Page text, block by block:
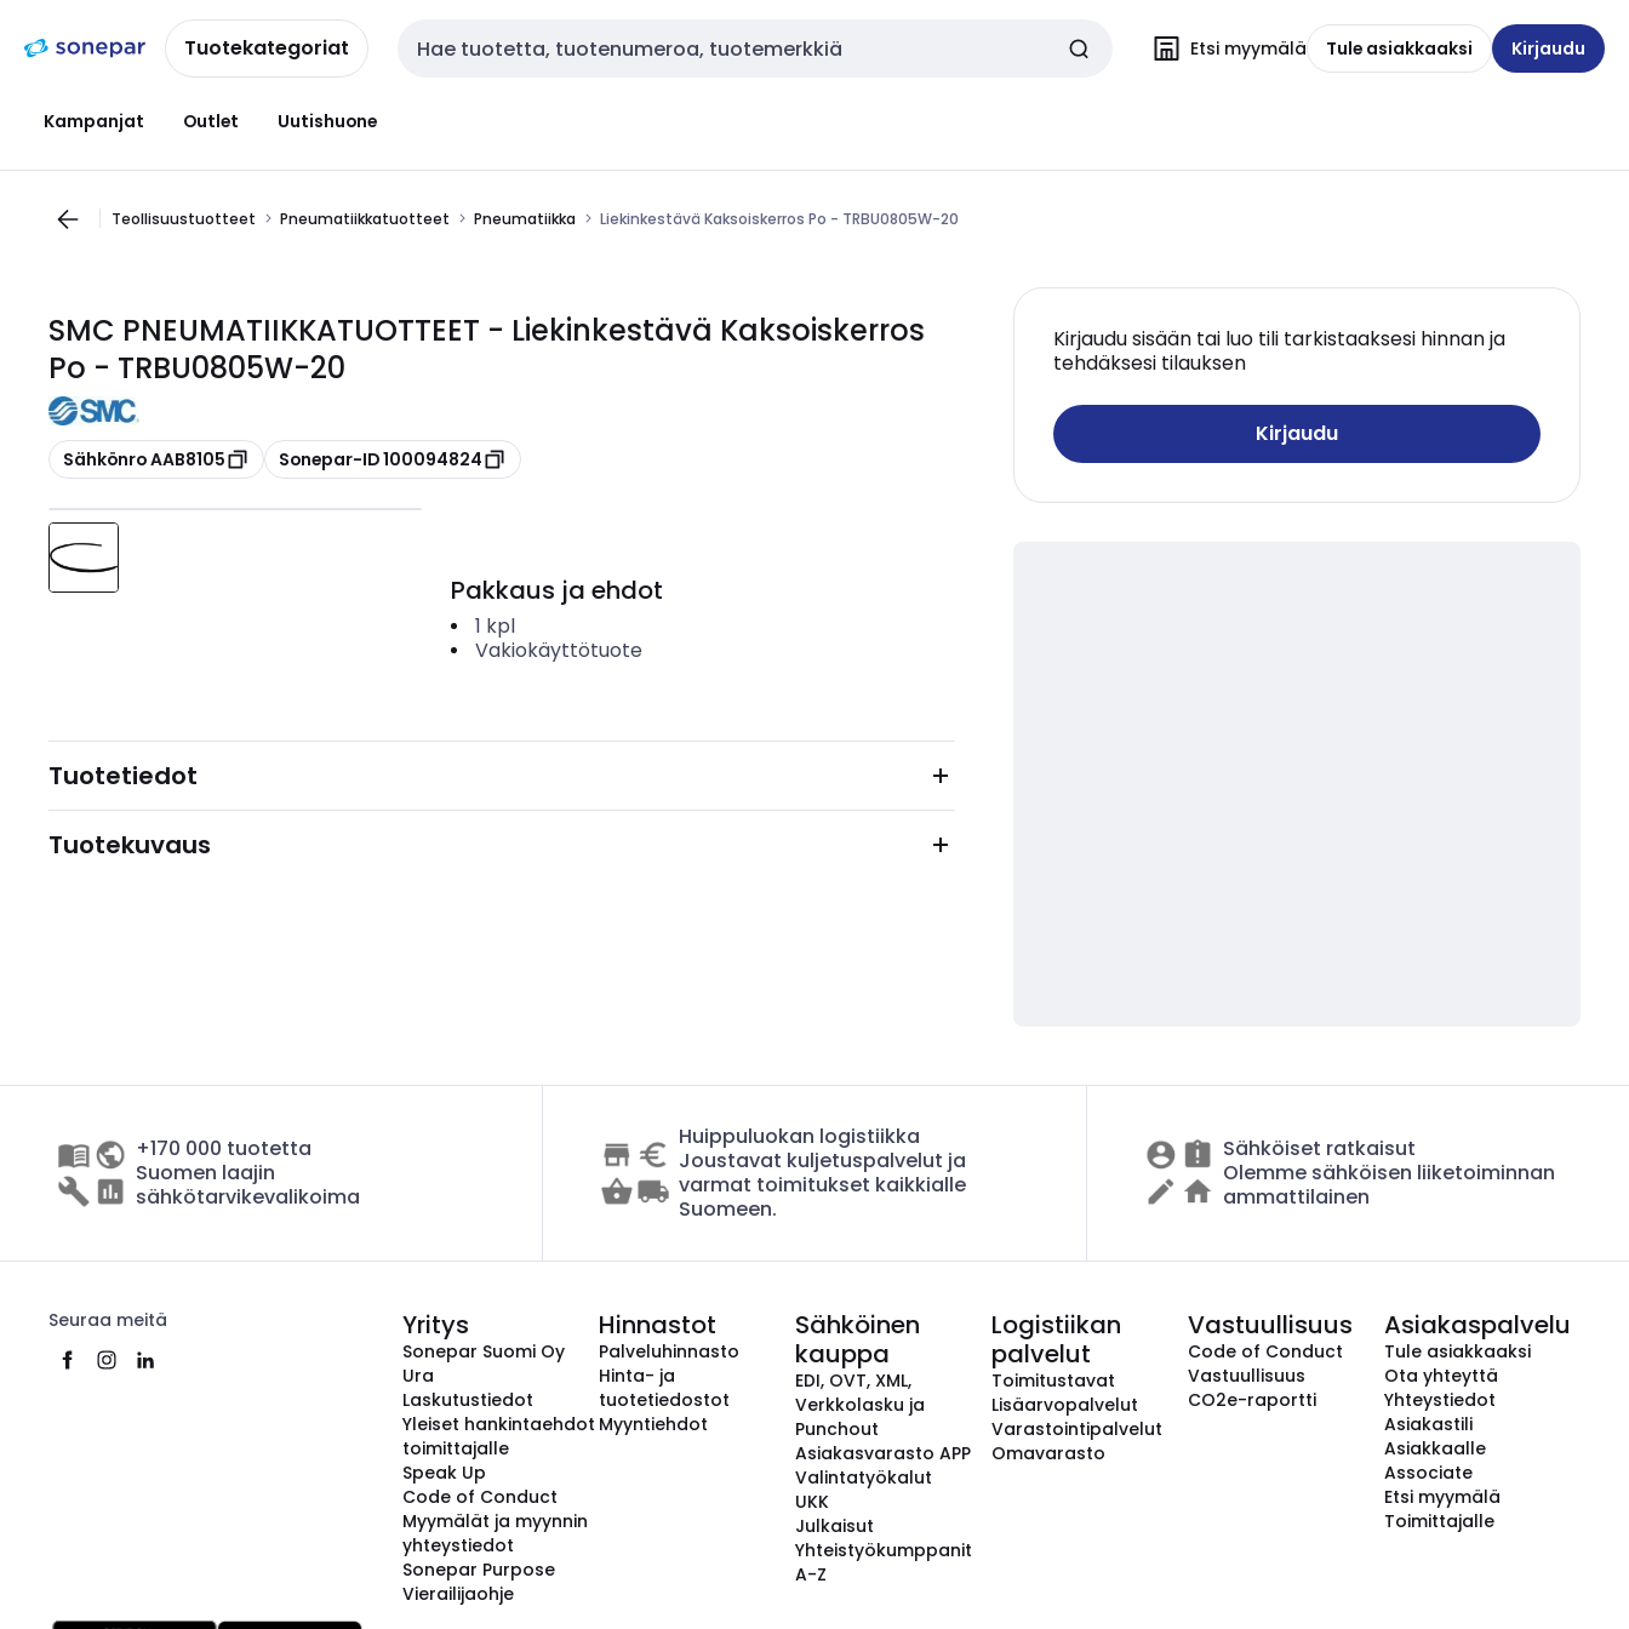
navigointiinsisältöönTuotekategoriat Haku Etsi myymälä Tule asiakkaaksi Kirjaudu
Kampanjat Outlet Uutishuone
Teollisuustuotteet Pneumatiikkatuotteet Pneumatiikka Liekinkestävä Kaksoiskerros Po - TRBU0805W-20
SMC PNEUMATIIKKATUOTTEET - Liekinkestävä Kaksoiskerros
Po - TRBU0805W-20
Kopioi
Sähkönro AAB8105 Kopioi
Sonepar-ID 100094824
Kirjaudu sisään tai luo tili tarkistaaksesi hinnan ja
tehdäksesi tilauksen
Kirjaudu
Pakkaus ja ehdot
1 kpl
Vakiokäyttötuote
Tuotetiedot
Tuotekuvaus
+170 000 tuotetta
Suomen laajin
sähkötarvikevalikoima
Huippuluokan logistiikka
Joustavat kuljetuspalvelut ja
varmat toimitukset kaikkialle
Suomeen.
Sähköiset ratkaisut
Olemme sähköisen liiketoiminnan
ammattilainen
Seuraa meitä Yritys
Sonepar Suomi Oy
Ura
Laskutustiedot
Yleiset hankintaehdot
toimittajalle
Speak Up
Code of Conduct
Myymälät ja myynnin
yhteystiedot
Sonepar Purpose
Vierailijaohje
Hinnastot
Palveluhinnasto
Hinta- ja
tuotetiedostot
Myyntiehdot
Sähköinen
kauppa
EDI, OVT, XML,
Verkkolasku ja
Punchout
Asiakasvarasto APP
Valintatyökalut
UKK
Julkaisut
Yhteistyökumppanit
A-Z
Logistiikan
palvelut
Toimitustavat
Lisäarvopalvelut
Varastointipalvelut
Omavarasto
Vastuullisuus
Code of Conduct
Vastuullisuus
CO2e-raportti
Asiakaspalvelu
Tule asiakkaaksi
Ota yhteyttä
Yhteystiedot
Asiakastili
Asiakkaalle
Associate
Etsi myymälä
Toimittajalle